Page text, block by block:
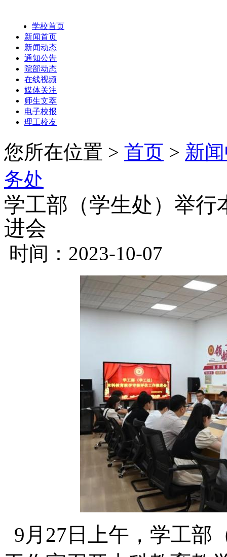
学校首页
新闻首页
新闻动态
通知公告
院部动态
在线视频
媒体关注
师生文萃
电子校报
理工校友
您所在位置 > 首页 > 新
务处
学工部（学生处）举行
进会
时间：2023-10-07
9月27日上午，学工部